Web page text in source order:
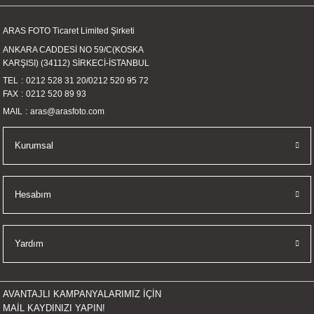
ARAS FOTO Ticaret Limited Şirketi
ANKARA CADDESİ NO 59/C(KOSKA
KARŞISI) (34112) SİRKECİ-İSTANBUL
TEL
0212 528 31 20/0212 520 95 72
FAX
0212 520 89 93
MAIL
aras@arasfoto.com
Kurumsal
Hesabım
Yardım
AVANTAJLI KAMPANYALARIMIZ İÇİN
MAİL KAYDINIZI YAPIN!